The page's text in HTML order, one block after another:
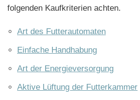
folgenden Kaufkriterien achten.
Art des Futterautomaten
Einfache Handhabung
Art der Energieversorgung
Aktive Lüftung der Futterkammer